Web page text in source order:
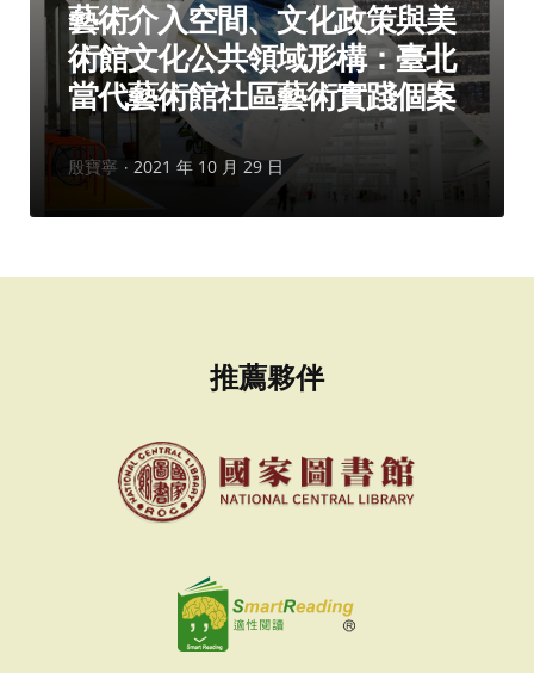
藝術介入空間、文化政策與美
術館文化公共領域形構：臺北
當代藝術館社區藝術實踐個案
作
殷寶寧 2021 年 10 月 29 日
推薦夥伴